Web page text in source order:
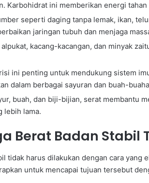
Karbohidrat ini memberikan energi
seperti daging tanpa lemak, ikan,
jaringan tubuh dan menjaga
kacang-kacangan, dan minyak
ini penting untuk mendukung sistem
dalam berbagai sayuran dan buah-
buah, dan biji-bijian, serat membantu
lebih lama.
Berat Badan Stabil
tidak harus dilakukan dengan cara yang
untuk mencapai tujuan tersebut